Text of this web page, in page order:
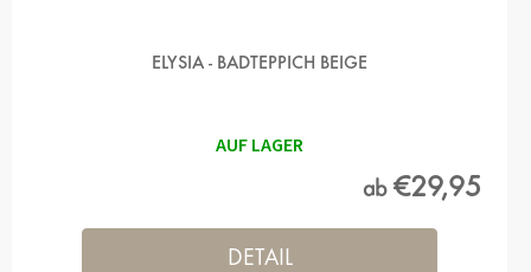
ELYSIA - BADTEPPICH BEIGE
AUF LAGER
ab€29,95
DETAIL